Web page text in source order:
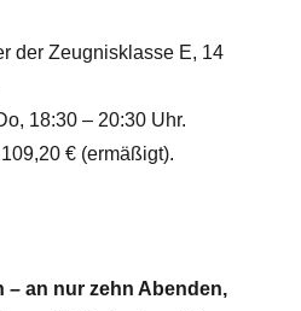
der Zeugnisklasse E, 14
18:30 – 20:30 Uhr.
€ (ermäßigt).
– an nur zehn Abenden,